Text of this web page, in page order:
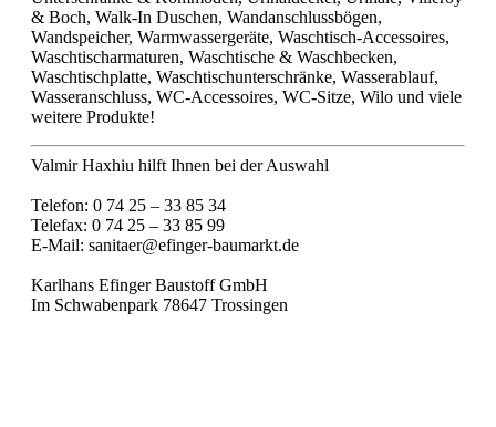
& Boch, Walk-In Duschen, Wandanschlussbögen,
Wandspeicher, Warmwassergeräte, Waschtisch-Accessoires,
Waschtischarmaturen, Waschtische & Waschbecken,
Waschtischplatte, Waschtischunterschränke, Wasserablauf,
Wasseranschluss, WC-Accessoires, WC-Sitze, Wilo und viele
weitere Produkte!
Valmir Haxhiu hilft Ihnen bei der Auswahl
Telefon: 0 74 25 – 33 85 34
Telefax: 0 74 25 – 33 85 99
E-Mail: sanitaer@efinger-baumarkt.de
Karlhans Efinger Baustoff GmbH
Im Schwabenpark 78647 Trossingen